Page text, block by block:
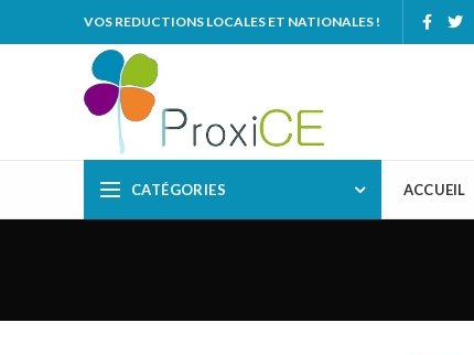
VOS REDUCTIONS LOCALES ET NATIONALES !
CATÉGORIES ACCUEIL